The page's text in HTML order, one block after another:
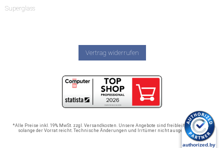
Superglass
Vertrag widerrufen
*Alle Preise inkl. 19% MwSt. zzgl. Versandkosten. Unsere Angebote sind freibleibend und nur
solange der Vorrat reicht. Technische Änderungen und Irrtümer nicht ausgeschlossen.